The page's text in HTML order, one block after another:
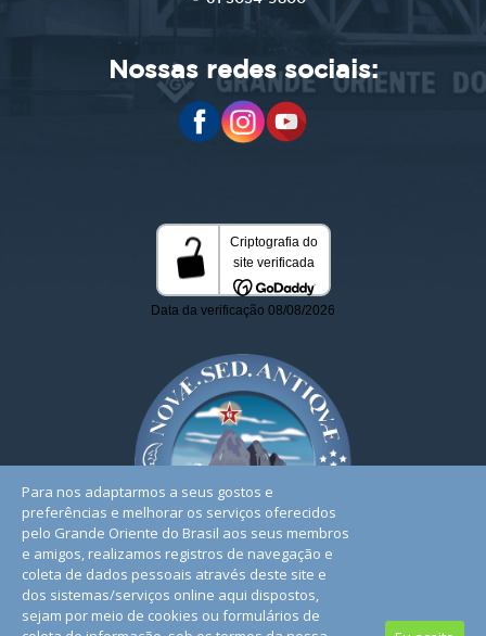
Nossas redes sociais:
Para nos adaptarmos a seus gostos e
preferências e melhorar os serviços oferecidos
pelo Grande Oriente do Brasil aos seus membros
e amigos, realizamos registros de navegação e
coleta de dados pessoais através deste site e
dos sistemas/serviços online aqui dispostos,
sejam por meio de cookies ou formulários de